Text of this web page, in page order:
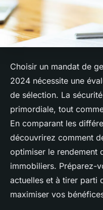
Choisir un mandat de
2024 nécessite une
de sélection. La
primordiale, tout
En comparant les
découvrirez comment
optimiser le rendement
immobiliers. Préparez-
actuelles et à tirer parti
maximiser vos